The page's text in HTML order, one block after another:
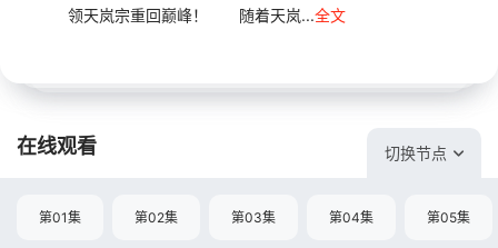
领天岚宗重回巅峰！ 随着天岚...全文
在线观看 切换节点
第01集 第02集 第03集 第04集 第05集